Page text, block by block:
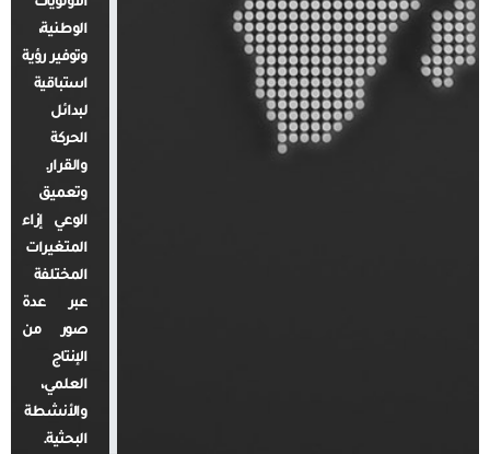
الوطنية،
وتوفير رؤية
استباقية
لبدائل
الحركة
والقرار.
وتعميق
الوعي إزاء
المتغيرات
المختلفة
عبر عدة
صور من
الإنتاج
العلمي،
والأنشطة
البحثية.